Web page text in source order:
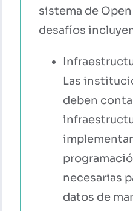
sistema de
desafíos
Las
deben
necesarias
datos de